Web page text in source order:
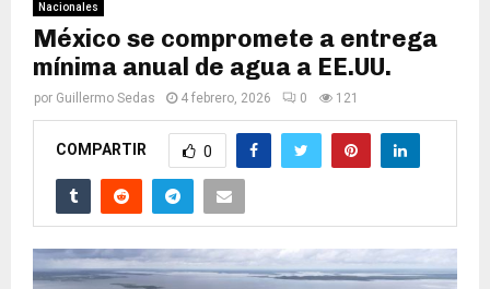
Nacionales
México se compromete a entrega
mínima anual de agua a EE.UU.
por Guillermo Sedas 4 febrero, 2026 0 121
COMPARTIR 0